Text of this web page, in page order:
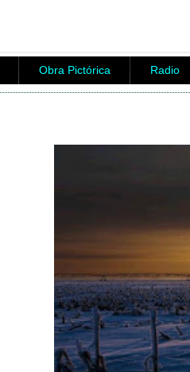
Obra Pictórica Radio